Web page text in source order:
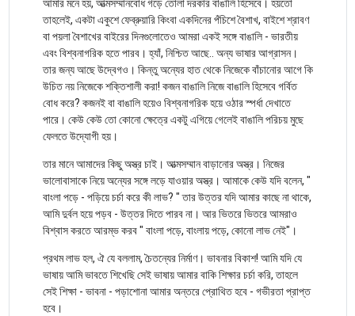
আমার মনে হয়, আত্মসম্মানবোধ গড়ে তোলা দরকার বাঙালি হিসেবে। হয়তো
তাহলেই, একটা একুশে ফেব্রুয়ারি কিংবা একদিনের পঁচিশে বৈশাখ, বাইশে শ্রাবণ
বা পয়লা বৈশাখের বাইরের দিনগুলোতেও আমরা একই সঙ্গে বাঙালি - ভারতীয়
এবং বিশ্বনাগরিক হতে পারব। হ্যাঁ, নিশ্চিত আছে.. অন্য ভাষার আগ্রাসন।
তার জন্য আছে উদ্বেগও। কিন্তু অন্যের হাত থেকে নিজেকে বাঁচানোর আগে কি
উচিত নয় নিজেকে শক্তিশালী করা! কজন বাঙালি নিজে বাঙালি হিসেবে গর্বিত
বোধ করে? কজনই বা বাঙালি হয়েও বিশ্বনাগরিক হয়ে ওঠার স্পর্ধা দেখাতে
পারে। কেউ কেউ তো কোনো ক্ষেত্রে একটু এগিয়ে গেলেই বাঙালি পরিচয় মুছে
ফেলতে উদ্যোগী হয়।
তার মানে আমাদের কিছু অস্ত্র চাই। আত্মসম্মান বাড়ানোর অস্ত্র। নিজের
ভালোবাসাকে নিয়ে অন্যের সঙ্গে লড়ে যাওয়ার অস্ত্র। আমাকে কেউ যদি বলেন, "
বাংলা পড়ে - পড়িয়ে চর্চা করে কী লাভ? " তার উত্তর যদি আমার কাছে না থাকে,
আমি দুর্বল হয়ে পড়ব - উত্তর দিতে পারব না। আর ভিতরে ভিতরে আমরাও
বিশ্বাস করতে আরম্ভ করব " বাংলা পড়ে, বাংলায় পড়ে, কোনো লাভ নেই"।
প্রথম লাভ হল, ঐ যে বললাম, চৈতন্যের নির্মাণ। ভাবনার বিকাশ! আমি যদি যে
ভাষায় আমি ভাবতে শিখেছি সেই ভাষায় আমার বাকি শিক্ষার চর্চা করি, তাহলে
সেই শিক্ষা - ভাবনা - পড়াশোনা আমার অন্তরে প্রোথিত হবে - গভীরতা প্রাপ্ত
হবে।